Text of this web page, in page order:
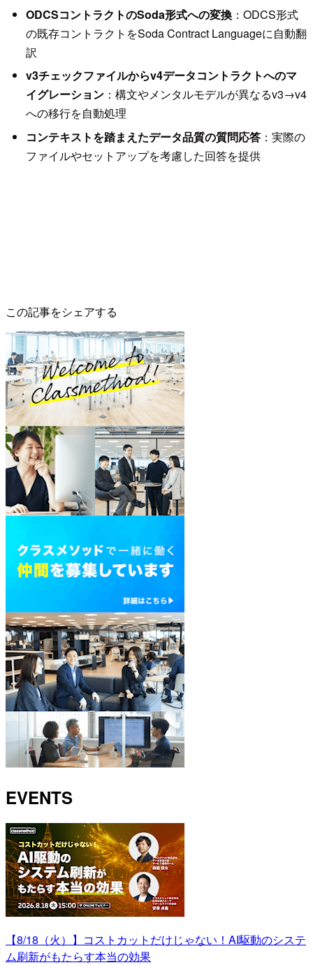
ODCSコントラクトのSoda形式への変換：ODCS形式
の既存コントラクトをSoda Contract Languageに自動翻
訳
v3チェックファイルからv4データコントラクトへのマ
イグレーション：構文やメンタルモデルが異なるv3→v4
への移行を自動処理
コンテキストを踏まえたデータ品質の質問応答：実際の
ファイルやセットアップを考慮した回答を提供
この記事をシェアする
EVENTS
【8/18（火）】コストカットだけじゃない！AI駆動のシステ
ム刷新がもたらす本当の効果